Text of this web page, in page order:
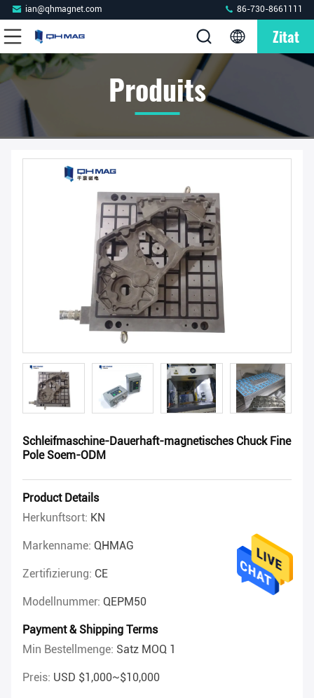
ian@qhmagnet.com 86-730-8661111
Zitat
Produits
Schleifmaschine-Dauerhaft-magnetisches Chuck Fine
Pole Soem-ODM
Product Details
Herkunftsort: KN
Markenname: QHMAG
Zertifizierung: CE
Modellnummer: QEPM50
Payment & Shipping Terms
Min Bestellmenge: Satz MOQ 1
Preis: USD $1,000~$10,000